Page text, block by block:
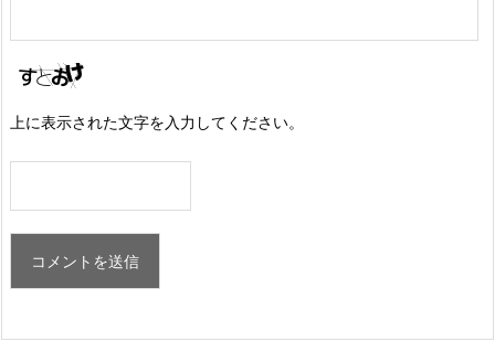
上に表示された文字を入力してください。